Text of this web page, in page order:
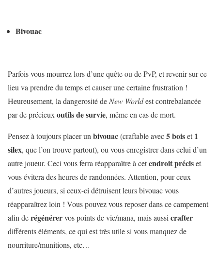
Bivouac
Parfois vous mourrez lors d’une quête ou de PvP, et revenir sur ce
lieu va prendre du temps et causer une certaine frustration !
Heureusement, la dangerosité de New Worldest contrebalancée
par de précieux outils de survie, même en cas de mort.
Pensez à toujours placer un bivouac(craftable avec5 boiset1
silex, que l’on trouve partout), ou vous enregistrer dans celui d’un
autre joueur. Ceci vous ferra réapparaître à cetendroit préciset
vous évitera des heures de randonnées. Attention, pour ceux
d’autres joueurs, si ceux-ci détruisent leurs bivouac vous
réapparaîtrez loin ! Vous pouvez vous reposer dans ce campement
afin derégénérervos points de vie/mana, mais aussi crafter
différents éléments, ce qui est très utile si vous manquez de
nourriture/munitions, etc…